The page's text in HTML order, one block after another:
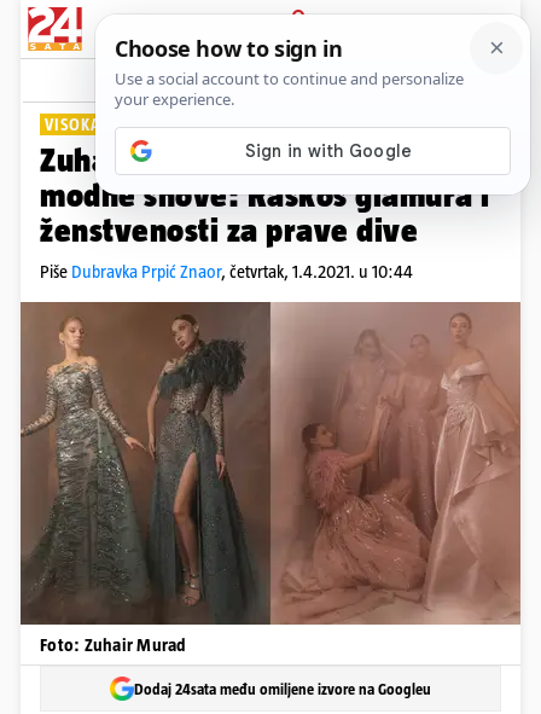
PRIJAVA
Lifestyle Komentari
VISOKA MODA
Zuhair Murad osmislio je nove
modne snove: Raskoš glamura i
ženstvenosti za prave dive
Piše Dubravka Prpić Znaor, četvrtak, 1.4.2021. u 10:44
Foto: Zuhair Murad
Dodaj 24sata među omiljene izvore na Googleu